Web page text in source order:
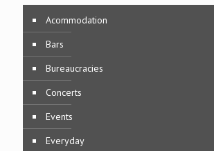
Acommodation
Bars
Bureaucracies
Concerts
Events
Everyday